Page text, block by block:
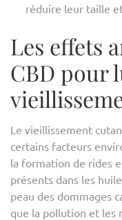
réduire leur taille
Les effets
CBD pour
Le vieillissement
certains facteurs
la formation de rides
présents dans les
peau des dommages
que la pollution et les